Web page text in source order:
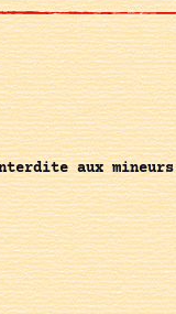
aux mineurs